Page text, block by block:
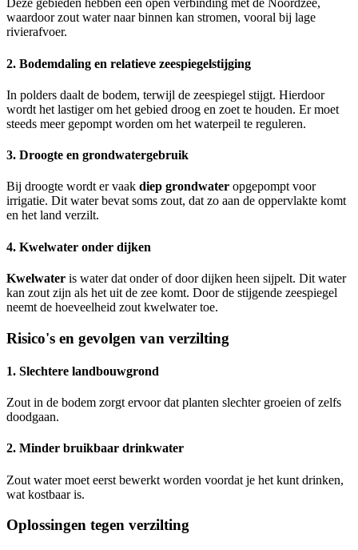
Deze gebieden hebben een open verbinding met de Noordzee,
waardoor zout water naar binnen kan stromen, vooral bij lage
rivierafvoer.
2. Bodemdaling en relatieve zeespiegelstijging
In polders daalt de bodem, terwijl de zeespiegel stijgt. Hierdoor
wordt het lastiger om het gebied droog en zoet te houden. Er moet
steeds meer gepompt worden om het waterpeil te reguleren.
3. Droogte en grondwatergebruik
Bij droogte wordt er vaak diep grondwater opgepompt voor
irrigatie. Dit water bevat soms zout, dat zo aan de oppervlakte komt
en het land verzilt.
4. Kwelwater onder dijken
Kwelwater is water dat onder of door dijken heen sijpelt. Dit water
kan zout zijn als het uit de zee komt. Door de stijgende zeespiegel
neemt de hoeveelheid zout kwelwater toe.
Risico's en gevolgen van verzilting
1. Slechtere landbouwgrond
Zout in de bodem zorgt ervoor dat planten slechter groeien of zelfs
doodgaan.
2. Minder bruikbaar drinkwater
Zout water moet eerst bewerkt worden voordat je het kunt drinken,
wat kostbaar is.
Oplossingen tegen verzilting